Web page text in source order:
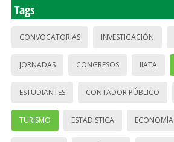
Tags
CONVOCATORIAS INVESTIGACIÓN
JORNADAS CONGRESOS IIATA
ESTUDIANTES CONTADOR PÚBLICO
TURISMO ESTADÍSTICA ECONOMÍA